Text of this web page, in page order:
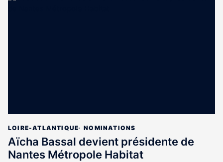
LOIRE-ATLANTIQUE NOMINATIONS
Aïcha Bassal devient présidente de
Nantes Métropole Habitat